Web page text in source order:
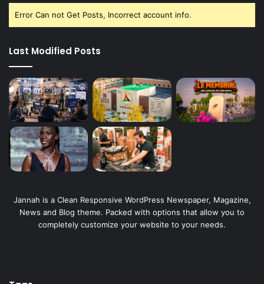
Error Can not Get Posts, Incorrect account info.
Last Modified Posts
Jannah is a Clean Responsive WordPress Newspaper, Magazine,
News and Blog theme. Packed with options that allow you to
completely customize your website to your needs.